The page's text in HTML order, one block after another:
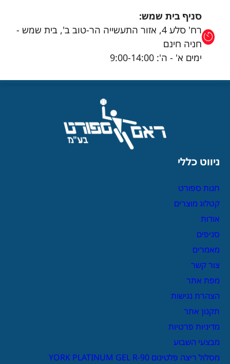
סניף בית שמש:
רח' סלע 4, אזור התעשייה הר-טוב ב', בית שמש -
חניה חינם
ימים א' - ה': 9:00-14:00
ניווט כללי
חנות ספורט
קטלוג מוצרים
אודות
סניפים
מאמרים
צור קשר
מפת אתר
הצהרת נגישות
תקנון אתר
מדיניות פרטיות
מבצעי השבוע
מסלול ריצה פלטינום YORK PLATINUM GEL R-90